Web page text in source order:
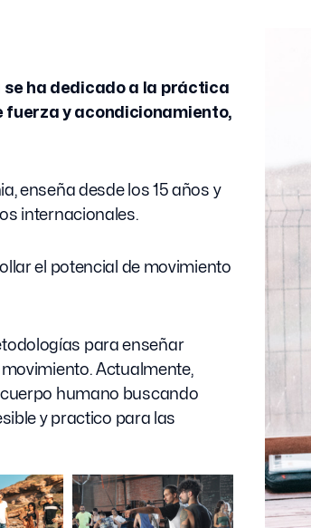
se ha dedicado a la práctica
fuerza y acondicionamiento,
enseña desde los 15 años y
internacionales.
el potencial de movimiento
para enseñar
Actualmente,
humano buscando
y practico para las